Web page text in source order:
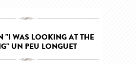
"I WAS LOOKING AT THE
UN PEU LONGUET